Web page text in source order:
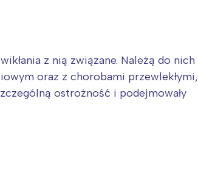
z nią związane. Należą do nich
oraz z chorobami przewlekłymi,
ostrożność i podejmowały